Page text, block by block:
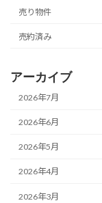
売り物件
売約済み
アーカイブ
2026年7月
2026年6月
2026年5月
2026年4月
2026年3月